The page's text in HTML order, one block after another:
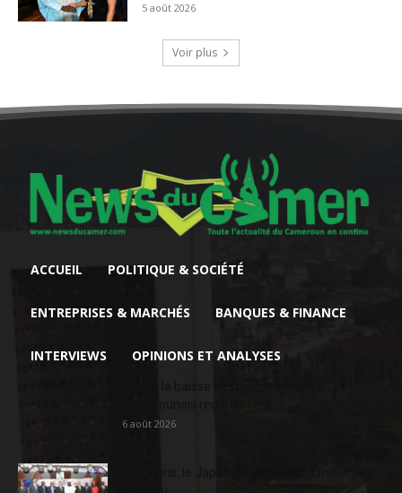
5 août 2026
Voir plus
ACCUEIL POLITIQUE & SOCIÉTÉ
ENTREPRISES & MARCHÉS BANQUES & FINANCE
INTERVIEWS OPINIONS ET ANALYSES
6 août 2026